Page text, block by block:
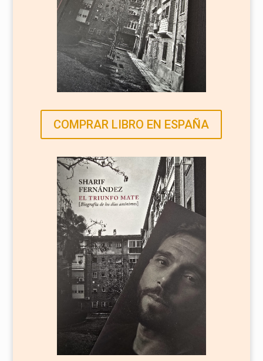
COMPRAR LIBRO EN ESPAÑA